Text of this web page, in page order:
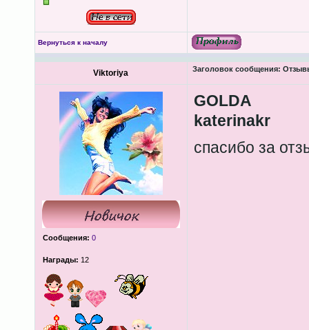
Вернуться к началу
Viktoriya Заголовок сообщения:
Сообщения: 0
Награды: 12
GOLDA
katerinakr
спасибо за